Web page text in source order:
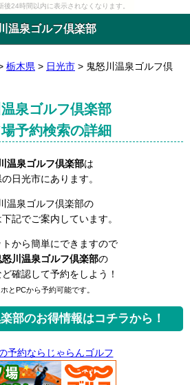
後24時間以内に表示されなくなります。
温泉ゴルフ倶楽部
栃木県 > 日光市 > 鬼怒川温泉ゴルフ倶
泉ゴルフ倶楽部
予約検索の詳細
温泉ゴルフ倶楽部は
日光市にあります。
温泉ゴルフ倶楽部の
記でご案内しています。
から簡単にできますので
怒川温泉ゴルフ倶楽部の
確認して予約をしよう！
とPCから予約可能です。
部のお得情報はコチラから！
予約ならじゃらんゴルフ